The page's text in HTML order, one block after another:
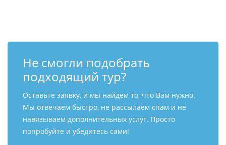
Не смогли подобрать
подходящий тур?
Оставьте заявку, и мы найдем то, что Вам нужно.
Мы отвечаем быстро, не рассылаем спам и не
навязываем дополнительных услуг. Просто
попробуйте и убедитесь сами!